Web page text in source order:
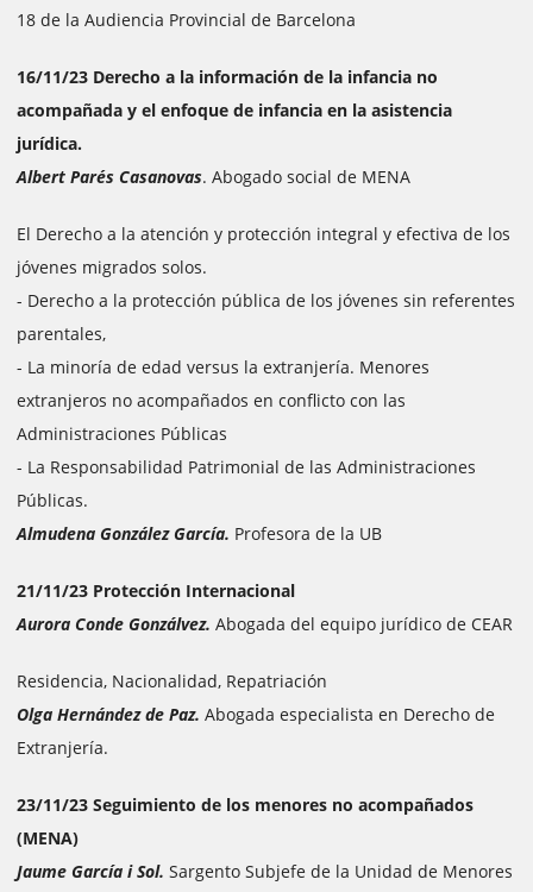
18 de la Audiencia Provincial de Barcelona
16/11/23 Derecho a la información de la infancia no
acompañada y el enfoque de infancia en la asistencia
jurídica.
Albert Parés Casanovas. Abogado social de MENA
El Derecho a la atención y protección integral y efectiva de los
jóvenes migrados solos.
- Derecho a la protección pública de los jóvenes sin referentes
parentales,
- La minoría de edad versus la extranjería. Menores
extranjeros no acompañados en conflicto con las
Administraciones Públicas
- La Responsabilidad Patrimonial de las Administraciones
Públicas.
Almudena González García. Profesora de la UB
21/11/23 Protección Internacional
Aurora Conde Gonzálvez. Abogada del equipo jurídico de CEAR
Residencia, Nacionalidad, Repatriación
Olga Hernández de Paz. Abogada especialista en Derecho de
Extranjería.
23/11/23 Seguimiento de los menores no acompañados
(MENA)
Jaume García i Sol. Sargento Subjefe de la Unidad de Menores